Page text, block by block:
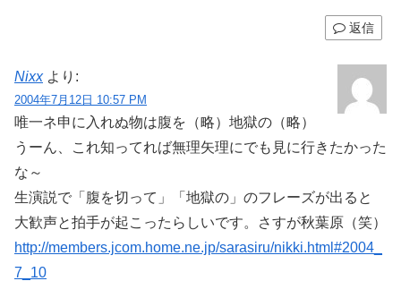
返信
Nixx より:
2004年7月12日 10:57 PM
唯一ネ申に入れぬ物は腹を（略）地獄の（略）
うーん、これ知ってれば無理矢理にでも見に行きたかった
な～
生演説で「腹を切って」「地獄の」のフレーズが出ると
大歓声と拍手が起こったらしいです。さすが秋葉原（笑）
http://members.jcom.home.ne.jp/sarasiru/nikki.html#2004_
7_10